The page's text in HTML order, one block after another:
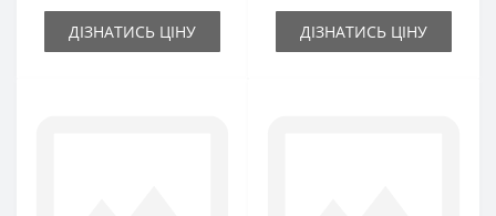
ДІЗНАТИСЬ ЦІНУ ДІЗНАТИСЬ ЦІНУ